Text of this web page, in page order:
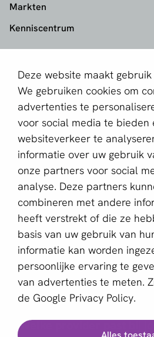
Deze website maakt
We gebruiken cookies om
advertenties te
voor social media te bieden
websiteverkeer te
informatie over uw gebruik
onze partners voor social
analyse. Deze partners
combineren met andere
heeft verstrekt of die ze
basis van uw gebruik van
informatie kan worden
persoonlijke ervaring te
van advertenties te meten.
de Google Privacy Policy.
Markten
Kenniscentrum
Contact
Over ons
Partner worden
Schrijf je in voor de nieuwsbrief
E-mailadres *
Deze website wordt beschermd
Privacybeleid en de
van toepassing.
Nederlands
Welke provider past bij